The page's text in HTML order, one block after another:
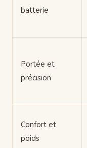
batterie
Portée et
précision
Confort et
poids